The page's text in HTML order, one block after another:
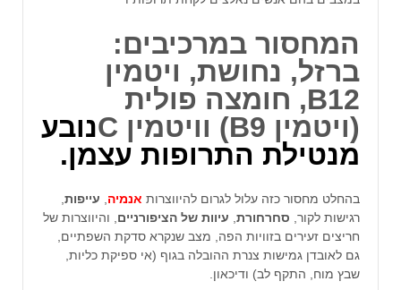
המחסור במרכיבים:
ברזל, נחושת, ויטמין
B12, חומצה פולית
(ויטמין B9) וויטמין C
נובע
מנטילת התרופות עצמן.
בהחלט מחסור כזה עלול לגרום להיווצרות אנמיה עייפות
רגישות לקור, סחרחורת עיוות של הציפורניים , והיווצרות של
חריצים זעירים בזוויות הפה, מצב שנקרא סדקת השפתיים,
גם לאובדן גמישות צנרת ההובלה בגוף (אי ספיקת כליות,
שבץ מוח, התקף לב) ודיכאון.